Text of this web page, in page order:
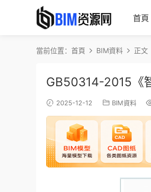
首頁
當前位置： 首頁 BIM資料 正文
GB50314-2015《
2025-12-12 BIM資料